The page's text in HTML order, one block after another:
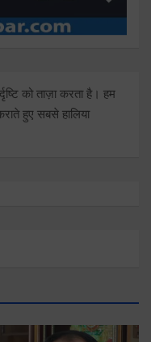
को ताज़ा करता है। हम
हुए सबसे हालिया